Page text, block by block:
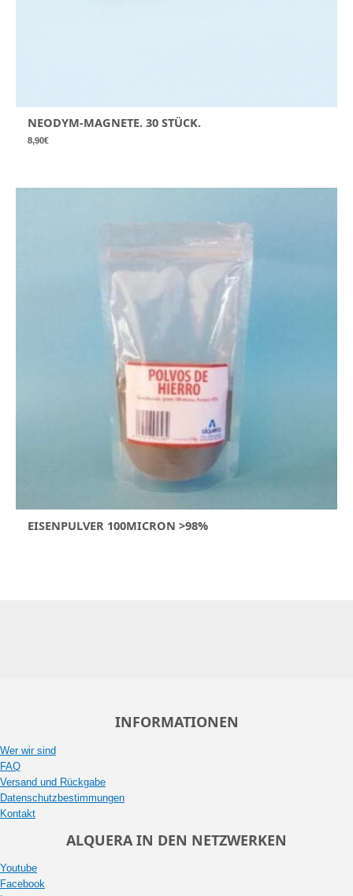
NEODYM-MAGNETE. 30 STÜCK.
8,90€
EISENPULVER 100MICRON >98%
INFORMATIONEN
Wer wir sind
FAQ
Versand und Rückgabe
Datenschutzbestimmungen
Kontakt
ALQUERA IN DEN NETZWERKEN
Youtube
Facebook